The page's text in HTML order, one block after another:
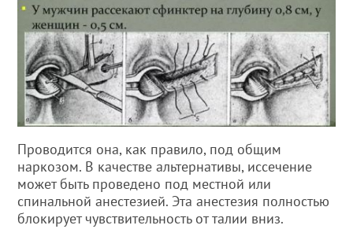
Проводится она, как правило, под общим
наркозом. В качестве альтернативы, иссечение
может быть проведено под местной или
спинальной анестезией. Эта анестезия полностью
блокирует чувствительность от талии вниз.